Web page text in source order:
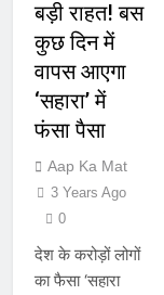
बड़ी राहत! बस
कुछ दिन में
वापस आएगा
‘सहारा’ में
फंसा पैसा
Aap Ka Mat
3 Years Ago
0
देश के करोड़ों लोगों
का फैसा ‘सहारा